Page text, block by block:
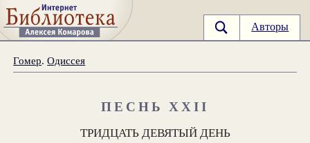
Авторы
Гомер.Одиссея
ПЕСНЬ XXII
ТРИДЦАТЬ ДЕВЯТЫЙ ДЕНЬ